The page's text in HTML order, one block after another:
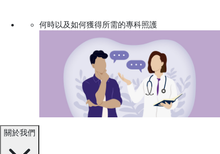
何時以及如何獲得所需的專科照護
關於我們